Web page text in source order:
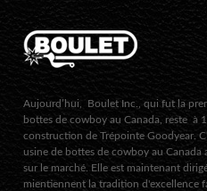
Aujourd’hui, Boulet Inc., qui fut la
bottes de cowboy au Canada, reste à
construction de Trépointe Goodyear.
usine de bottes de cowboy au Canada
sur le marché. Elle est maintenant
mientiennent la tradition d'excellence